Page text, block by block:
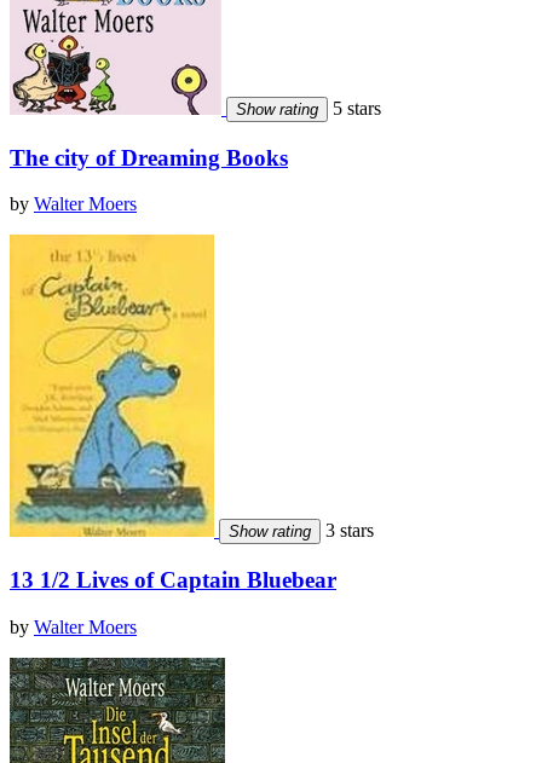
Show rating 5 stars
The city of Dreaming Books
by Walter Moers
Show rating 3 stars
13 1/2 Lives of Captain Bluebear
by Walter Moers